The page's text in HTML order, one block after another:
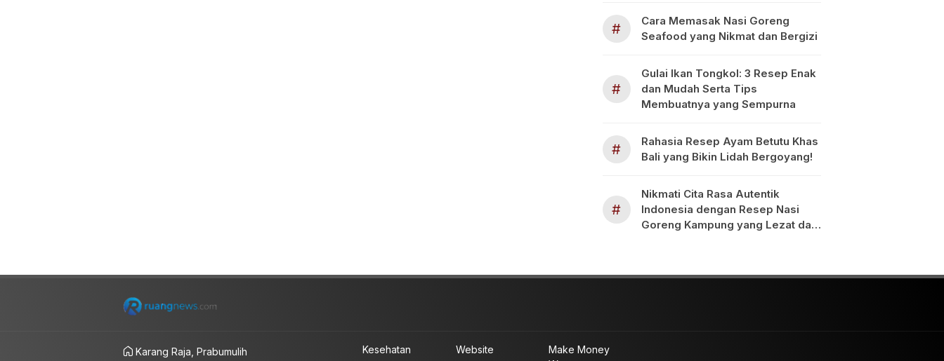
#
Cara Memasak Nasi Goreng
Seafood yang Nikmat dan Bergizi
#
Gulai Ikan Tongkol: 3 Resep Enak
dan Mudah Serta Tips
Membuatnya yang Sempurna
#
Rahasia Resep Ayam Betutu Khas
Bali yang Bikin Lidah Bergoyang!
#
Nikmati Cita Rasa Autentik
Indonesia dengan Resep Nasi
Goreng Kampung yang Lezat dan
Karang Raja, Prabumulih Kesehatan Website
Make Money